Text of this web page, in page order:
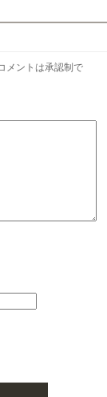
メントは承認制で